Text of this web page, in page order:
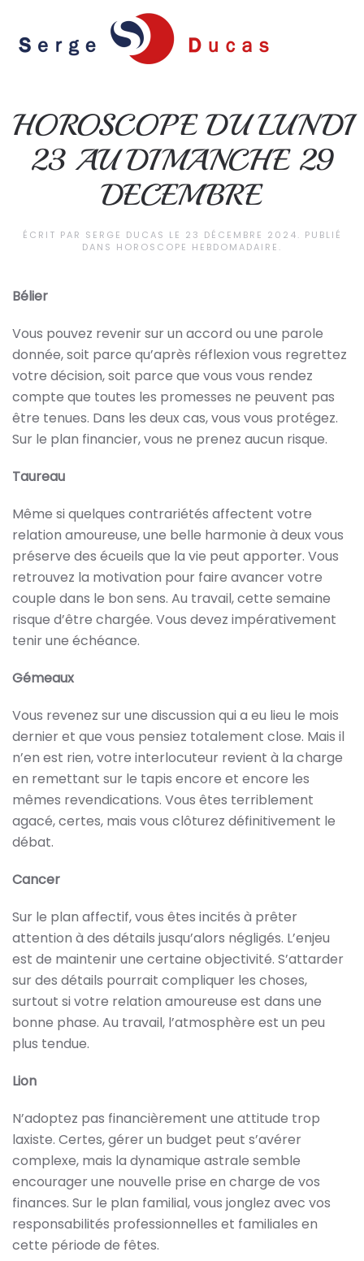
Skip to main content
HOROSCOPE DU LUNDI
23 AU DIMANCHE 29
DECEMBRE
ÉCRIT PAR SERGE DUCAS LE 23 DÉCEMBRE 2024. PUBLIÉ
DANS HOROSCOPE HEBDOMADAIRE .
Bélier
Vous pouvez revenir sur un accord ou une parole
donnée, soit parce qu’après réflexion vous regrettez
votre décision, soit parce que vous vous rendez
compte que toutes les promesses ne peuvent pas
être tenues. Dans les deux cas, vous vous protégez.
Sur le plan financier, vous ne prenez aucun risque.
Taureau
Même si quelques contrariétés affectent votre
relation amoureuse, une belle harmonie à deux vous
préserve des écueils que la vie peut apporter. Vous
retrouvez la motivation pour faire avancer votre
couple dans le bon sens. Au travail, cette semaine
risque d’être chargée. Vous devez impérativement
tenir une échéance.
Gémeaux
Vous revenez sur une discussion qui a eu lieu le mois
dernier et que vous pensiez totalement close. Mais il
n’en est rien, votre interlocuteur revient à la charge
en remettant sur le tapis encore et encore les
mêmes revendications. Vous êtes terriblement
agacé, certes, mais vous clôturez définitivement le
débat.
Cancer
Sur le plan affectif, vous êtes incités à prêter
attention à des détails jusqu’alors négligés. L’enjeu
est de maintenir une certaine objectivité. S’attarder
sur des détails pourrait compliquer les choses,
surtout si votre relation amoureuse est dans une
bonne phase. Au travail, l’atmosphère est un peu
plus tendue.
Lion
N’adoptez pas financièrement une attitude trop
laxiste. Certes, gérer un budget peut s’avérer
complexe, mais la dynamique astrale semble
encourager une nouvelle prise en charge de vos
finances. Sur le plan familial, vous jonglez avec vos
responsabilités professionnelles et familiales en
cette période de fêtes.